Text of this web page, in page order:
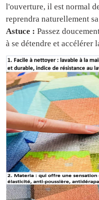
l'ouverture, il est normal
reprendra naturellement
Astuce : Passez
à se détendre et accélérer